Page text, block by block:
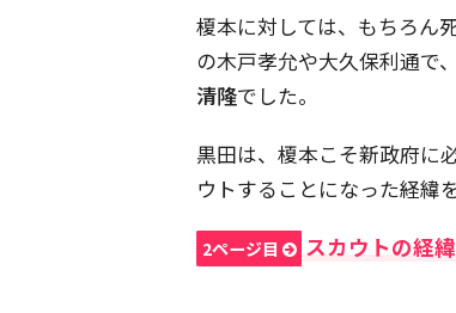
榎本に対しては、もちろん
の木戸孝允や大久保利通で
清隆でした。
黒田は、榎本こそ新政府に
ウトすることになった経緯
2ページ目 スカウトの経